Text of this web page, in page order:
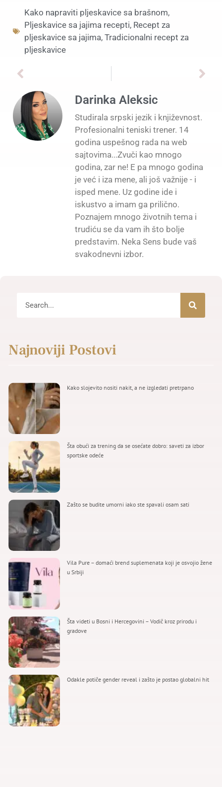
Kako napraviti pljeskavice sa brašnom,
Pljeskavice sa jajima recepti, Recept za
pljeskavice sa jajima, Tradicionalni recept za
pljeskavice
Darinka Aleksic
Studirala srpski jezik i književnost.
Profesionalni teniski trener. 14
godina uspešnog rada na web
sajtovima...Zvuči kao mnogo
godina, zar ne! E pa mnogo godina
je već i iza mene, ali još važnije - i
isped mene. Uz godine ide i
iskustvo a imam ga prilično.
Poznajem mnogo životnih tema i
trudiću se da vam ih što bolje
predstavim. Neka Sens bude vaš
svakodnevni izbor.
Najnoviji Postovi
Kako slojevito nositi nakit, a ne izgledati pretrpano
Šta obući za trening da se osećate dobro: saveti za izbor
sportske odeće
Zašto se budite umorni iako ste spavali osam sati
Vila Pure – domaći brend suplemenata koji je osvojio žene
u Srbiji
Šta videti u Bosni i Hercegovini – Vodič kroz prirodu i
gradove
Odakle potiče gender reveal i zašto je postao globalni hit